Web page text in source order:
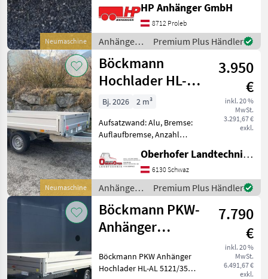
Neumaschine
Bordwände ALU Eloxiert,
abklapp u.- abnehmbar
Ladehöhe 610mm, Räder
195/55R10C Tandem
2700kg GG, NL 2046 kg
Stahlrahm
HP Anhänger GmbH
8712 Proleb
Anhänger /
Sonstige
Premium Plus Händler
Neumaschine
Böckmann
Hochlader HL-AL
3016/27 2700kg
3.950
€
inkl. 20 %
MwSt.
3.291,67 €
exkl.
Bj. 2026
2 m³
Aufsatzwand: Alu, Bremse:
Auflaufbremse, Anzahl
Bordwand: Alu,
Typenschein, Verzurröse,
Typenschein Hochlader
PKW-Anhänger HL-AL
3016/27 F Innenmaße
Oberhofer Landtechnik GmbH
6130 Schwaz
Anhänger /
Böckmann
Premium Plus Händler
Böckmann PKW-
Anhänger
5121/35F
7.790
€
inkl. 20 %
MwSt.
6.491,67 €
exkl.
Böckmann PKW Anhänger
Hochlader HL-AL 5121/35F -